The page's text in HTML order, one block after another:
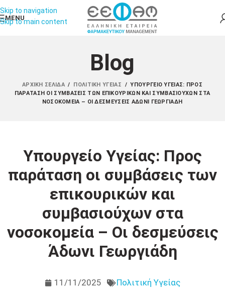
Skip to navigation
Skip to main content
MENU
Blog
ΑΡΧΙΚΉ ΣΕΛΊΔΑ / ΠΟΛΙΤΙΚΉ ΥΓΕΊΑΣ / ΥΠΟΥΡΓΕΊΟ ΥΓΕΊΑΣ: ΠΡΟΣ
ΠΑΡΆΤΑΣΗ ΟΙ ΣΥΜΒΆΣΕΙΣ ΤΩΝ ΕΠΙΚΟΥΡΙΚΏΝ ΚΑΙ ΣΥΜΒΑΣΙΟΎΧΩΝ ΣΤΑ
ΝΟΣΟΚΟΜΕΊΑ – ΟΙ ΔΕΣΜΕΎΣΕΙΣ ΆΔΩΝΙ ΓΕΩΡΓΙΆΔΗ
Υπουργείο Υγείας: Προς
παράταση οι συμβάσεις των
επικουρικών και
συμβασιούχων στα
νοσοκομεία – Οι δεσμεύσεις
Άδωνι Γεωργιάδη
11/11/2025 Πολιτική Υγείας